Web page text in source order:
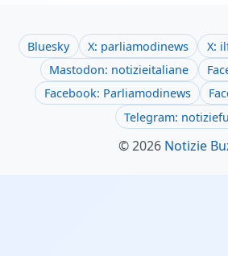
Bluesky X: parliamodinews
X:
Mastodon: notizieitaliane
Facebook: Parliamodinews
Telegram:
© 2026 Notizie